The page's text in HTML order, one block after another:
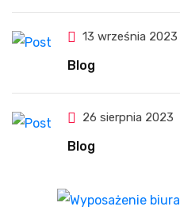
13 września 2023
Blog
26 sierpnia 2023
Blog